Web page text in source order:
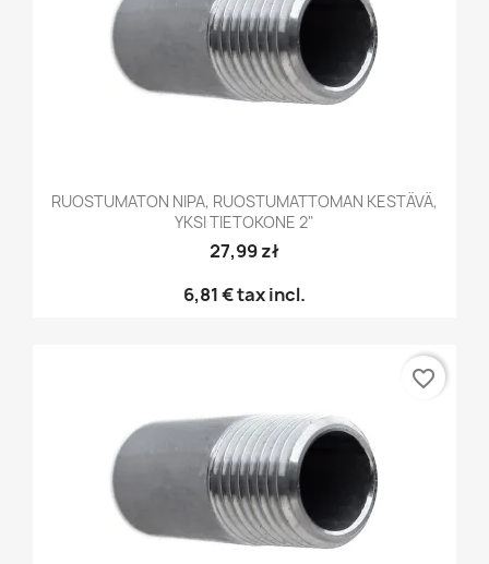
RUOSTUMATON NIPA, RUOSTUMATTOMAN KESTÄVÄ,
YKSI TIETOKONE 2"
27,99 zł
6,81 €tax incl.
favorite_border